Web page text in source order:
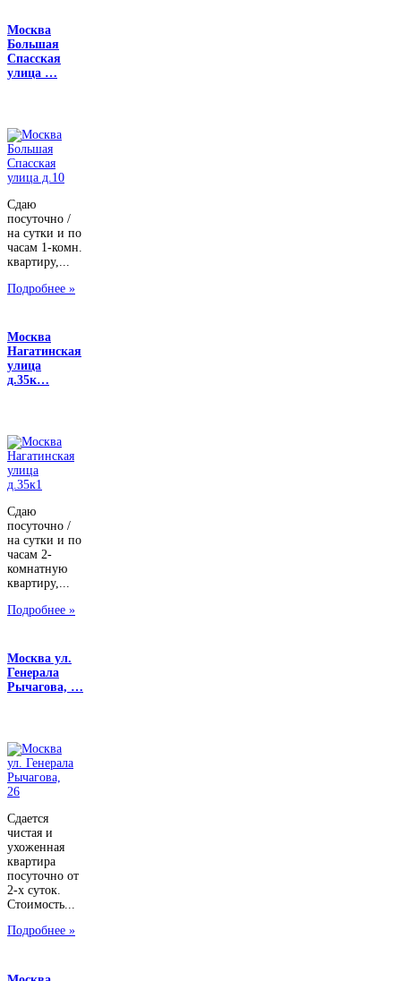
Москва
Большая
Спасская
улица …
Сдаю
посуточно /
на сутки и по
часам 1-комн.
квартиру,...
Подробнее »
Москва
Нагатинская
улица
д.35к…
Сдаю
посуточно /
на сутки и по
часам 2-
комнатную
квартиру,...
Подробнее »
Москва ул.
Генерала
Рычагова, …
Сдается
чистая и
ухоженная
квартира
посуточно от
2-х суток.
Стоимость...
Подробнее »